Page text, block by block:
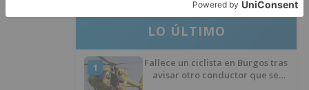
LO ÚLTIMO
1
Fallece un ciclista en Burgos tras
avisar otro conductor que se